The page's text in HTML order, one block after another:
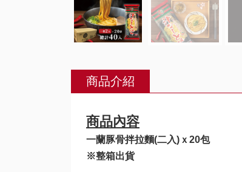
Previous
商品介紹
商品內容
一蘭豚骨拌拉麵(二入) ｘ20包
※整箱出貨